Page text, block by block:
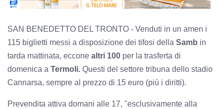
SAN BENEDETTO DEL TRONTO - Venduti in un amen i
115 biglietti messi a disposizione dei tifosi della Samb in
tarda mattinata, eccone altri 100 per la trasferta di
domenica a Termoli. Questi del settore tribuna dello stadio
Cannarsa, sempre al prezzo di 15 euro (più i diritti).
Prevendita attiva domani alle 17, "esclusivamente alla